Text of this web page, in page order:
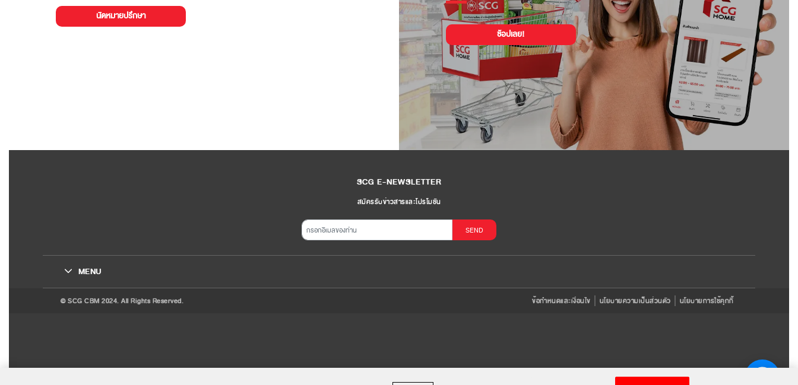
นัดหมายปรึกษา
ช้อปเลย!
SCG E-NEWSLETTER
สมัครรับข่าวสารและโปรโมชัน
SEND
MENU
© SCG CBM 2024. All Rights Reserved. ข้อกำหนดและเงื่อนไข นโยบายความเป็นส่วนตัว นโยบายการใช้คุกกี้